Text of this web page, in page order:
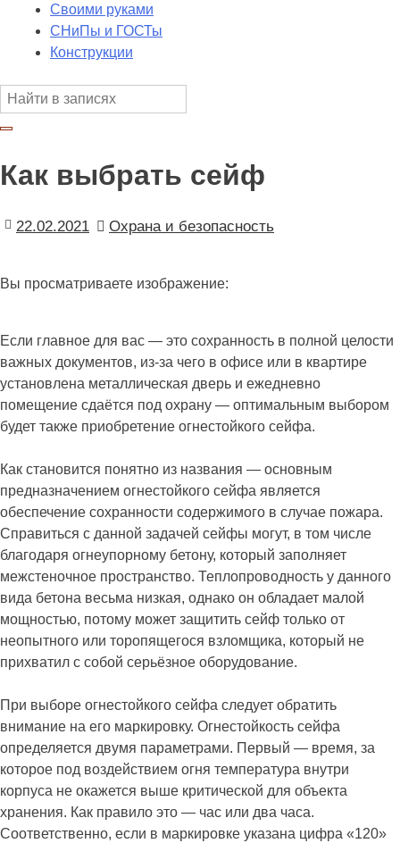
Своими руками
СНиПы и ГОСТы
Конструкции
Как выбрать сейф
22.02.2021 Охрана и безопасность
Вы просматриваете изображение:
Если главное для вас — это сохранность в полной целости
важных документов, из-за чего в офисе или в квартире
установлена металлическая дверь и ежедневно
помещение сдаётся под охрану — оптимальным выбором
будет также приобретение огнестойкого сейфа.
Как становится понятно из названия — основным
предназначением огнестойкого сейфа является
обеспечение сохранности содержимого в случае пожара.
Справиться с данной задачей сейфы могут, в том числе
благодаря огнеупорному бетону, который заполняет
межстеночное пространство. Теплопроводность у данного
вида бетона весьма низкая, однако он обладает малой
мощностью, потому может защитить сейф только от
неопытного или торопящегося взломщика, который не
прихватил с собой серьёзное оборудование.
При выборе огнестойкого сейфа следует обратить
внимание на его маркировку. Огнестойкость сейфа
определяется двумя параметрами. Первый — время, за
которое под воздействием огня температура внутри
корпуса не окажется выше критической для объекта
хранения. Как правило это — час или два часа.
Соответственно, если в маркировке указана цифра «120»